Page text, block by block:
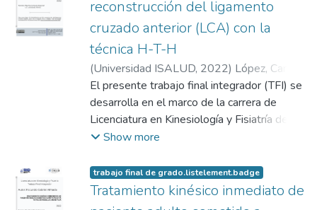
particular. Por último, el planteamiento de
una discusión acompañado de una
conclusión.
lesiones e intervenciones quirúrgicas
tuvieron injerencia en el tratamiento
adoptado por el equipo traumatológico.
Resulta un caso novedoso y de poca
frecuencia, es así que la rehabilitación
reviste poca evidencia científica. De esta
manera, de acuerdo a indicaciones del
médico tratante, el criterio kinésico y la
este proceso en busca de los beneficios y
objetivos del paciente.
reconstrucción del ligamento
cruzado anterior (LCA) con la
técnica H-T-H
(Universidad ISALUD, 2022) López, Camila
Ailen
El presente trabajo final integrador (TFI) se
desarrolla en el marco de la carrera de
Licenciatura en Kinesiología y Fisiatría de la
Universidad ISALUD, ubicada en la Ciudad
el objetivo de investigar, organizar y
profundizar conocimientos obtenidos a lo
largo de la carrera de grado a partir de una
Show more
trabajo final de grado.listelement.badge
Tratamiento kinésico inmediato de